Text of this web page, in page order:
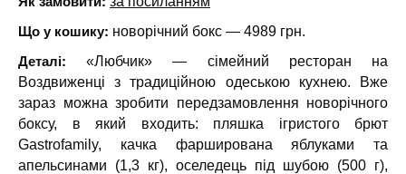
Що у кошику: новорічний бокс — 4989 грн.
Деталі:«Любчик» — сімейний ресторан на
Воздвиженці з традиційною одеською кухнею. Вже
зараз можна зробити передзамовлення новорічного
боксу, в який входить: пляшка ігристого брют
Gastrofamily, качка фарширована яблуками та
апельсинами (1,3 кг), оселедець під шубою (500 г),